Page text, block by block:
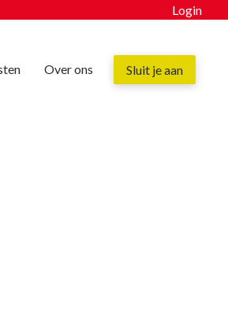
Login
Over ons Sluit je aan
Home